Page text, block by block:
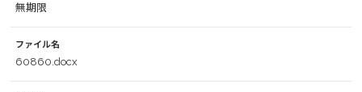
無期限
ファイル名
60860.docx